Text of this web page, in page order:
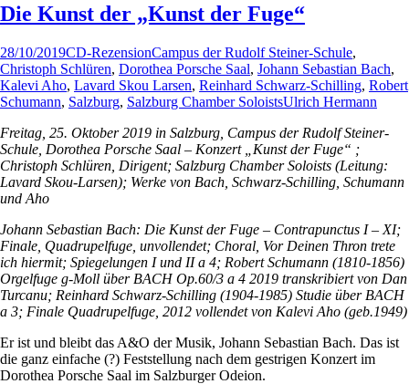
Die Kunst der „Kunst der Fuge“
28/10/2019CD-RezensionCampus der Rudolf Steiner-Schule,
Christoph Schlüren, Dorothea Porsche Saal, Johann Sebastian Bach,
Kalevi Aho, Lavard Skou Larsen, Reinhard Schwarz-Schilling, Robert
Schumann, Salzburg, Salzburg Chamber SoloistsUlrich Hermann
Freitag, 25. Oktober 2019 in Salzburg, Campus der Rudolf Steiner-
Schule, Dorothea Porsche Saal – Konzert „Kunst der Fuge“ ;
Christoph Schlüren, Dirigent; Salzburg Chamber Soloists (Leitung:
Lavard Skou-Larsen); Werke von Bach, Schwarz-Schilling, Schumann
und Aho
Johann Sebastian Bach: Die Kunst der Fuge – Contrapunctus I – XI;
Finale, Quadrupelfuge, unvollendet; Choral, Vor Deinen Thron trete
ich hiermit; Spiegelungen I und II a 4; Robert Schumann (1810-1856)
Orgelfuge g-Moll über BACH Op.60/3 a 4 2019 transkribiert von Dan
Turcanu; Reinhard Schwarz-Schilling (1904-1985) Studie über BACH
a 3; Finale Quadrupelfuge, 2012 vollendet von Kalevi Aho (geb.1949)
Er ist und bleibt das A&O der Musik, Johann Sebastian Bach. Das ist
die ganz einfache (?) Feststellung nach dem gestrigen Konzert im
Dorothea Porsche Saal im Salzburger Odeion.